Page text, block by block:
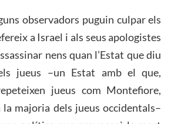
observadors puguin culpar els
a Israel i als seus apologistes
nens quan l’Estat que diu
jueus –un Estat amb el que,
jueus com Montefiore,
la majoria dels jueus occidentals–